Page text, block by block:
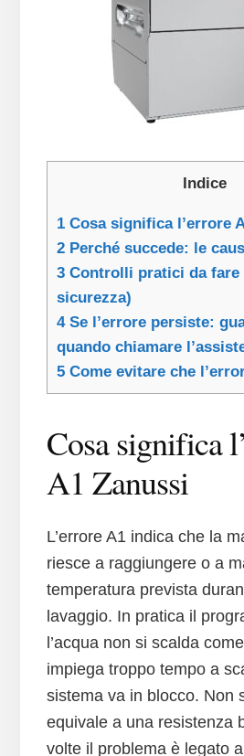
Indice
1Cosa significa l’errore
2Perché succede: le
3Controlli pratici da fare
sicurezza)
4Se l’errore persiste:
quando chiamare
5Come evitare che
Cosa significa
A1 Zanussi
L’errore A1 indica che la
riesce a raggiungere o a
temperatura prevista
lavaggio. In pratica il
l’acqua non si scalda
impiega troppo tempo a
sistema va in blocco. Non
equivale a una resistenza
volte il problema è legato